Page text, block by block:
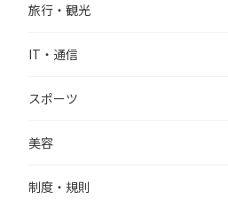
旅行・観光
IT・通信
スポーツ
美容
制度・規則